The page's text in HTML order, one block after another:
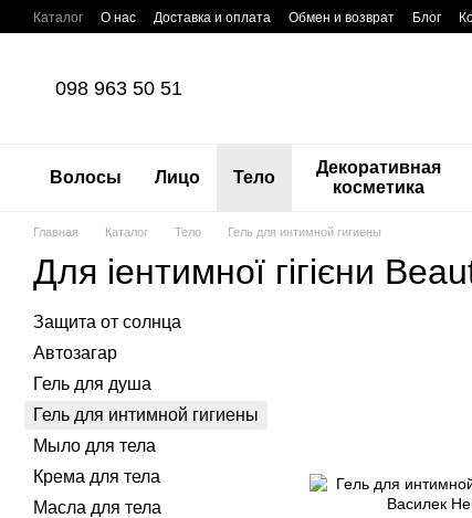
Перейти к основному контенту
Каталог О нас Доставка и оплата Обмен и возврат Блог
098 963 50 51
Волосы Лицо Тело
Декоративная
косметика
Главная Каталог Тело Гель для интимной гигиены
Для іентимної гігієни
Защита от солнца
Автозагар
Гель для душа
Гель для интимной гигиены
Мыло для тела
Крема для тела
Масла для тела